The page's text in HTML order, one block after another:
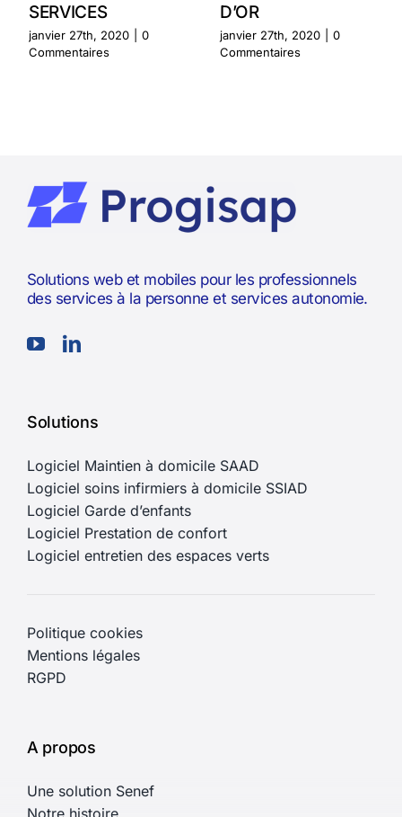
SERVICES
janvier 27th, 2020
0
Commentaires
D’OR
janvier 27th, 2020
0
Commentaires
Solutions web et mobiles pour les professionnels
des services à la personne et services autonomie.
Solutions
Logiciel Maintien à domicile SAAD
Logiciel soins infirmiers à domicile SSIAD
Logiciel Garde d’enfants
Logiciel Prestation de confort
Logiciel entretien des espaces verts
Politique cookies
Mentions légales
RGPD
A propos
Une solution Senef
Notre histoire